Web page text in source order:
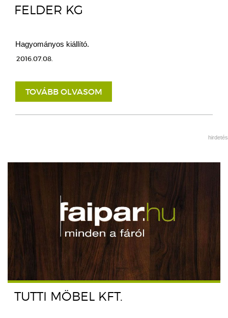
FELDER KG
Hagyományos kiállító.
2016.07.08.
TOVÁBB OLVASOM
hirdetés
TUTTI MÖBEL KFT.